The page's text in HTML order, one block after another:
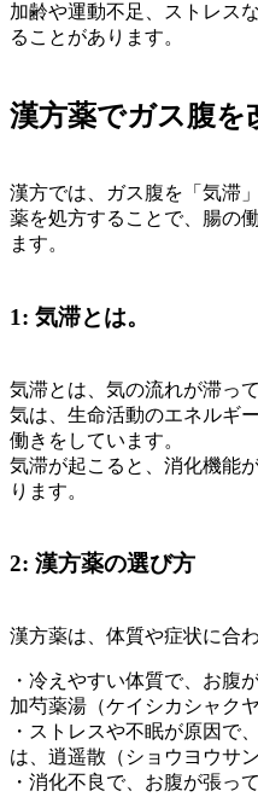
加齢や運動不足、ストレス
ることがあります。
漢方薬でガス腹を
漢方では、ガス腹を「気滞
薬を処方することで、腸の
ます。
1: 気滞とは。
気滞とは、気の流れが滞っ
気は、生命活動のエネルギ
働きをしています。
気滞が起こると、消化機能
ります。
2: 漢方薬の選び方
漢方薬は、体質や症状に合
・冷えやすい体質で、お腹
加芍薬湯（ケイシカシャク
・ストレスや不眠が原因で
は、逍遥散（ショウヨウサ
・消化不良で、お腹が張っ